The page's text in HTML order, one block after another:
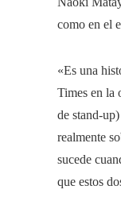
como en el
«Es una
Times en la
de stand-up)
realmente
sucede
que estos